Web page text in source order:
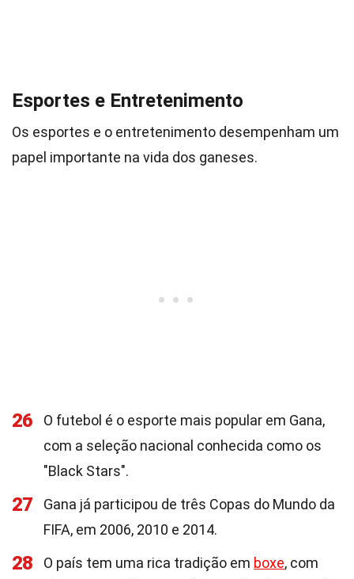
Esportes e Entretenimento
Os esportes e o entretenimento desempenham um
papel importante na vida dos ganeses.
26
O futebol é o esporte mais popular em Gana,
com a seleção nacional conhecida como os
"Black Stars".
27
Gana já participou de três Copas do Mundo da
FIFA, em 2006, 2010 e 2014.
28 O país tem uma rica tradição em boxe, com